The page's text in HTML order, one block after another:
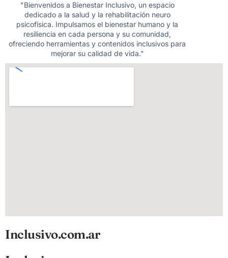
"Bienvenidos a Bienestar Inclusivo, un espacio
dedicado a la salud y la rehabilitación neuro
psicofísica. Impulsamos el bienestar humano y la
resiliencia en cada persona y su comunidad,
ofreciendo herramientas y contenidos inclusivos para
mejorar su calidad de vida."
Inclusivo.com.ar